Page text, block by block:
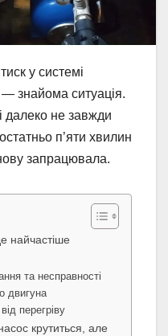
у системі
— знайома ситуація.
далеко не завжди
п’яти хвилин
запрацювала.
найчастіше
та несправності
двигуна
перегріву
крутиться, але